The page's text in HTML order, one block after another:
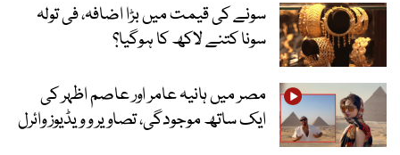
سونے کی قیمت میں بڑا اضافہ، فی تولہ
سونا کتنے لاکھ کا ہوگیا؟
مصر میں ہانیہ عامر اور عاصم اظہر کی
ایک ساتھ موجودگی، تصاویر و ویڈیوز وائرل